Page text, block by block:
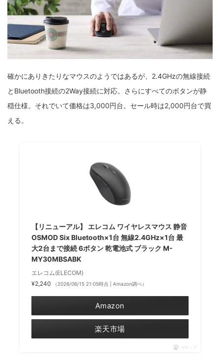
確かにありきたりなマウスのようではあるが、2.4GHzの無線接続
とBluetooth接続の2Way接続に対応。さらにすべてのボタンが静
穏仕様。それでいて価格は3,000円台。セール時は2,000円台で買
える。
【リニューアル】 エレコム ワイヤレスマウス 静音
OSMOD Six Bluetooth×1台 無線2.4GHz×1台 最
大2台まで接続 6ボタン 乾電池式 ブラック M-
MY30MBSABK
エレコム(ELECOM)
¥2,240
（2026/06/15 21:05時点 | Amazon調べ）
Amazon
楽天市場
ポチップ